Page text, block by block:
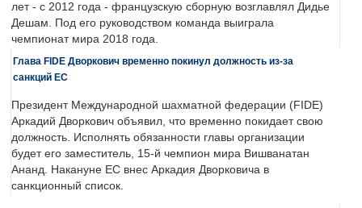
лет - с 2012 года - французскую сборную возглавлял Дидье
Дешам. Под его руководством команда выиграла
чемпионат мира 2018 года.
Глава FIDE Дворкович временно покинул должность из-за
санкций ЕС
Президент Международной шахматной федерации (FIDE)
Аркадий Дворкович объявил, что временно покидает свою
должность. Исполнять обязанности главы организации
будет его заместитель, 15-й чемпион мира Вишванатан
Ананд. Накануне ЕС внес Аркадия Дворковича в
санкционный список.